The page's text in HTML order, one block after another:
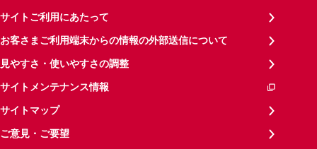
サイトご利用にあたって
お客さまご利用端末からの情報の外部送信について
見やすさ・使いやすさの調整
サイトメンテナンス情報
サイトマップ
ご意見・ご要望